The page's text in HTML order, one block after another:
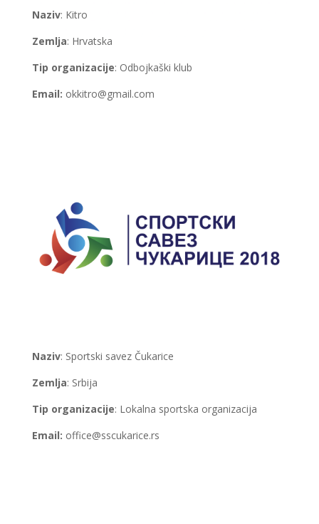
Naziv: Kitro
Zemlja: Hrvatska
Tip organizacije: Odbojkaški klub
Email: okkitro@gmail.com
Naziv: Sportski savez Čukarice
Zemlja: Srbija
Tip organizacije: Lokalna sportska organizacija
Email: office@sscukarice.rs